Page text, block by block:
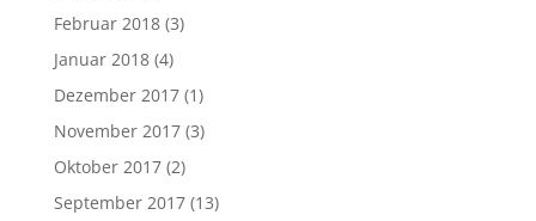
Februar 2018(3)
Januar 2018(4)
Dezember 2017(1)
November 2017(3)
Oktober 2017(2)
September 2017(13)